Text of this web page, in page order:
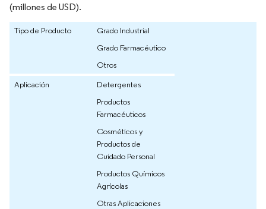
(millones de USD).
Tipo de Producto
Grado Industrial
Grado Farmacéutico
Otros
Aplicación
Detergentes
Productos
Farmacéuticos
Cosméticos y
Productos de
Cuidado Personal
Productos Químicos
Agrícolas
Otras Aplicaciones